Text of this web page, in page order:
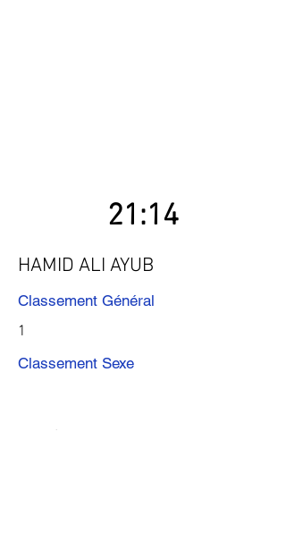
21:14
HAMID ALI AYUB
Classement Général
1
Classement Sexe
Précédent